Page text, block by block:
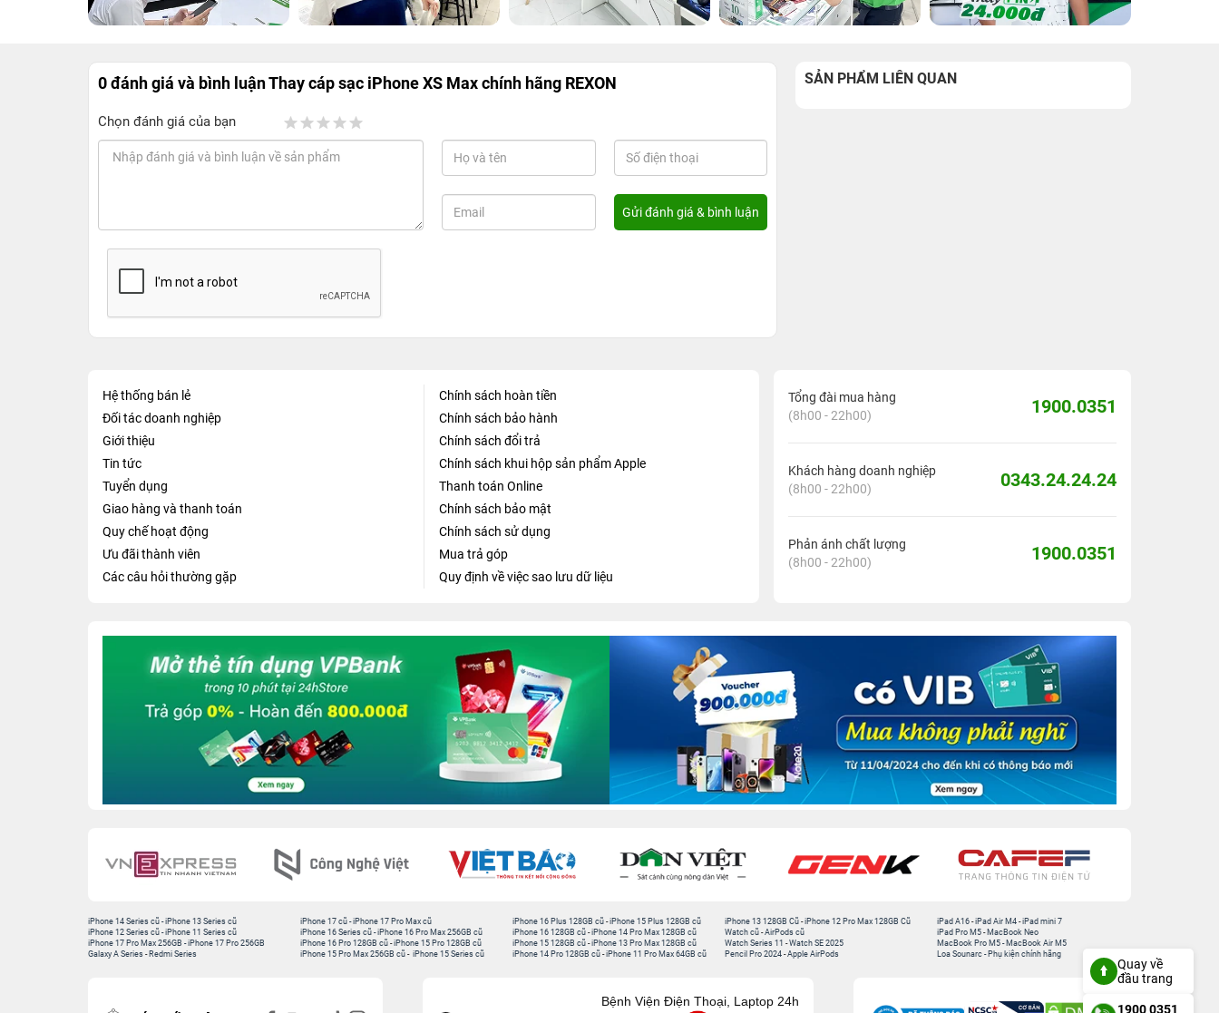
0 đánh giá và bình luậnThay cáp sạc iPhone XS Max chính hãng REXON
Chọn đánh giá của bạn
SẢN PHẨM LIÊN QUAN
Hệ thống bán lẻ
Đối tác doanh nghiệp
Giới thiệu
Tin tức
Tuyển dụng
Giao hàng và thanh toán
Quy chế hoạt động
Ưu đãi thành viên
Các câu hỏi thường gặp
Chính sách hoàn tiền
Chính sách bảo hành
Chính sách đổi trả
Chính sách khui hộp sản phẩm Apple
Thanh toán Online
Chính sách bảo mật
Chính sách sử dụng
Mua trả góp
Quy định về việc sao lưu dữ liệu
Tổng đài mua hàng
(8h00 - 22h00)
1900.0351
Khách hàng doanh nghiệp
(8h00 - 22h00)
0343.24.24.24
Phản ánh chất lượng
(8h00 - 22h00)
1900.0351
iPhone 14 Series cũ -iPhone 13 Series cũ
iPhone 12 Series cũ -iPhone 11 Series cũ
iPhone 17 Pro Max 256GB -iPhone 17 Pro 256GB
Galaxy A Series - Redmi Series
iPhone 17 cũ -iPhone 17 Pro Max cũ
iPhone 16 Series cũ - iPhone 16 Pro Max 256GB cũ
iPhone 16 Pro 128GB cũ -iPhone 15 Pro 128GB cũ
iPhone 15 Pro Max 256GB cũ - iPhone 15 Series cũ
iPhone 16 Plus 128GB cũ -iPhone 15 Plus 128GB cũ
iPhone 16 128GB cũ -iPhone 14 Pro Max 128GB cũ
iPhone 15 128GB cũ -iPhone 13 Pro Max 128GB cũ
iPhone 14 Pro 128GB cũ -iPhone 11 Pro Max 64GB cũ
iPhone 13 128GB Cũ -iPhone 12 Pro Max 128GB Cũ
Watch cũ -AirPods cũ
Watch Series 11 -Watch SE 2025
Pencil Pro 2024 -Apple AirPods
iPad A16 -iPad Air M4 -iPad mini 7
iPad Pro M5 - MacBook Neo
MacBook Pro M5 - MacBook Air M5
Loa Sounarc - Phụ kiện chính hãng
Bệnh Viện Điện Thoại, Laptop 24h
Quay về
đầu trang
1900 0351